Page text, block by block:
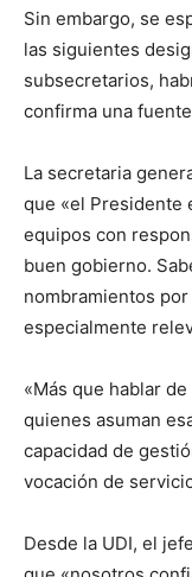
Sin embargo, se
las siguientes
subsecretarios,
confirma una
La secretaria
que «el Presidente
equipos con
buen gobierno.
nombramientos
especialmente
«Más que hablar
quienes asuman
capacidad de
vocación de
Desde la UDI, el